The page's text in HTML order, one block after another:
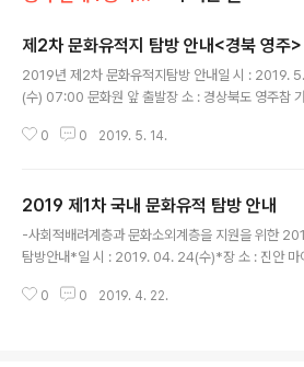
제2차 문화유적지 탐방 안내<경북 영주>
2019년 제2차 문화유적지탐방 안내일 시 : 2019.
(수) 07:00 문화원 앞 출발장 소 : 경상북도 영주참
접 수 처 : 양천문화원 사무국 (02-2651-5300)6.
0세 이상 고령자와 위험질병 보유자의 참여는 제한될
있음을 양지바랍니다.
0 0 2019. 5. 14.
2019 제1차 국내 문화유적 탐방 안내
-사회적배려계층과 문화소외계층을 지원을 위한
탐방안내*일 시 : 2019. 04. 24(수)*장 소 : 진안 마
되며 문화원 회원 일부를 포함하여 진행됩니다. -안전
0 0 2019. 4. 22.